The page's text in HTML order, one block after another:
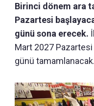
Birinci dönem ara
Pazartesi
günü sona erecek.
Mart 2027 Pazartesi
günü tamamlanacak.